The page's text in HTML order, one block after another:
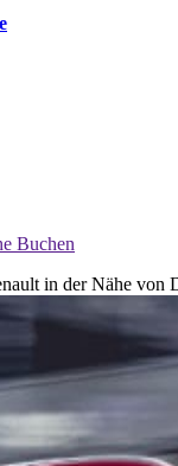
Buchen
in der Nähe von